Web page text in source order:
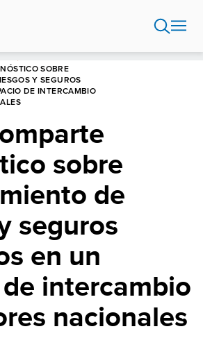
SOBRE
Y SEGUROS
DE INTERCAMBIO
sobre
de
seguros
en un
intercambio
nacionales